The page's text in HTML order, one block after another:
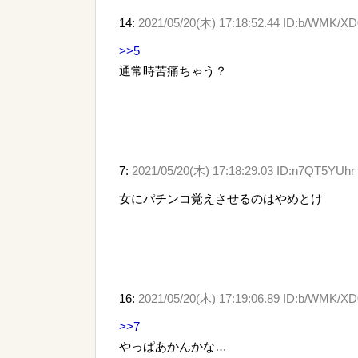
14: 2021/05/20(木) 17:18:52.44 ID:b/WMK/
>>5
通常時苦痛ちゃう？
7: 2021/05/20(木) 17:18:29.03 ID:n7QT5YUhr
女にパチンコ覚えさせるのはやめとけ
16: 2021/05/20(木) 17:19:06.89 ID:b/WMK/
>>7
やっぱあかんかな…